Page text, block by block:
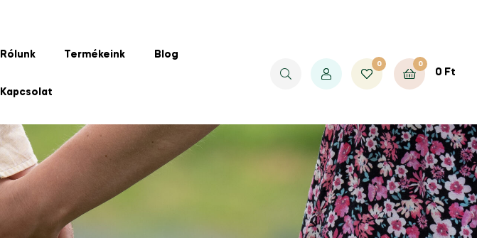
Rólunk Termékeink Blog
Kapcsolat
0 0
0 Ft